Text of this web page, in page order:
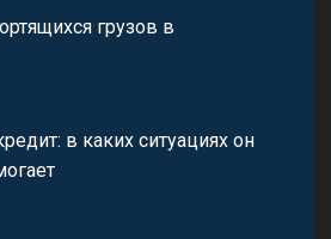
грузов в
в каких ситуациях он